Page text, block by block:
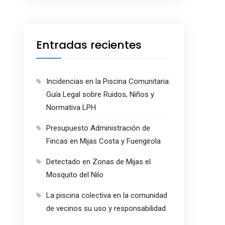
Entradas recientes
Incidencias en la Piscina Comunitaria:
Guía Legal sobre Ruidos, Niños y
Normativa LPH
Presupuesto Administración de
Fincas en Mijas Costa y Fuengirola
Detectado en Zonas de Mijas el
Mosquito del Nilo
La piscina colectiva en la comunidad
de vecinos su uso y responsabilidad